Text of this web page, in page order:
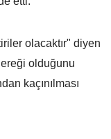
olacaktır" diyen
olduğunu
kaçınılması